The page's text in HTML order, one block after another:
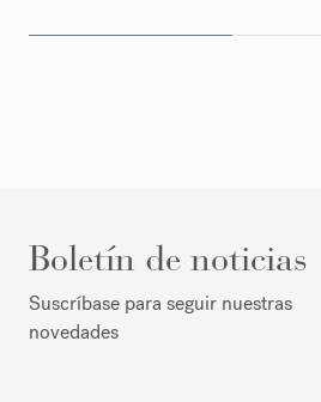
Boletín de noticias
Suscríbase para seguir nuestras
novedades